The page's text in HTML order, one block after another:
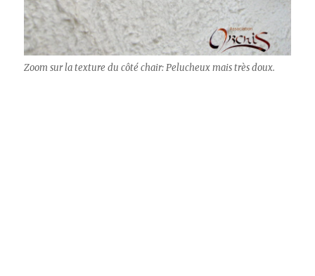
Zoom sur la texture du côté chair: Pelucheux mais très doux.